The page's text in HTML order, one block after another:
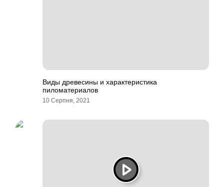
Виды древесины и характеристика
пиломатериалов
10 Серпня, 2021